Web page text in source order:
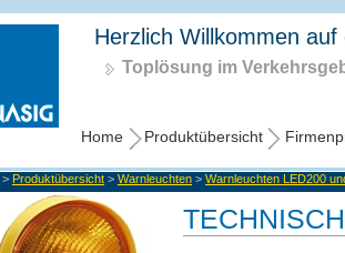
Herzlich Willkommen
Toplösung im
Home Produktübersicht
> Produktübersicht > Warnleuchten > Warnleuchten LED200